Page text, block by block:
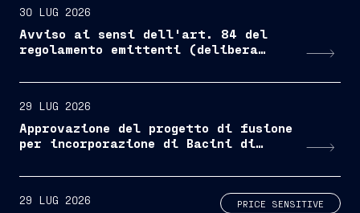
30 LUG 2026
Avviso ai sensi dell'art. 84 del
regolamento emittenti (delibera
29 LUG 2026
Approvazione del progetto di fusione
per incorporazione di Bacini di
S.p.A.
29 LUG 2026 PRICE SENSITIVE